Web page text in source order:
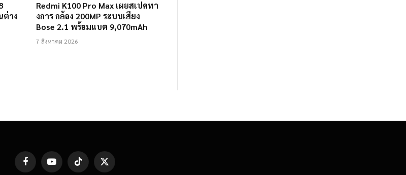
ต่าง
Redmi K100 Pro Max เผยสเปคทา
งการ กล้อง 200MP ระบบเสียง
Bose 2.1 พร้อมแบต 9,070mAh
7 สิงหาคม 2026
FacebookYouTube TikTok
X